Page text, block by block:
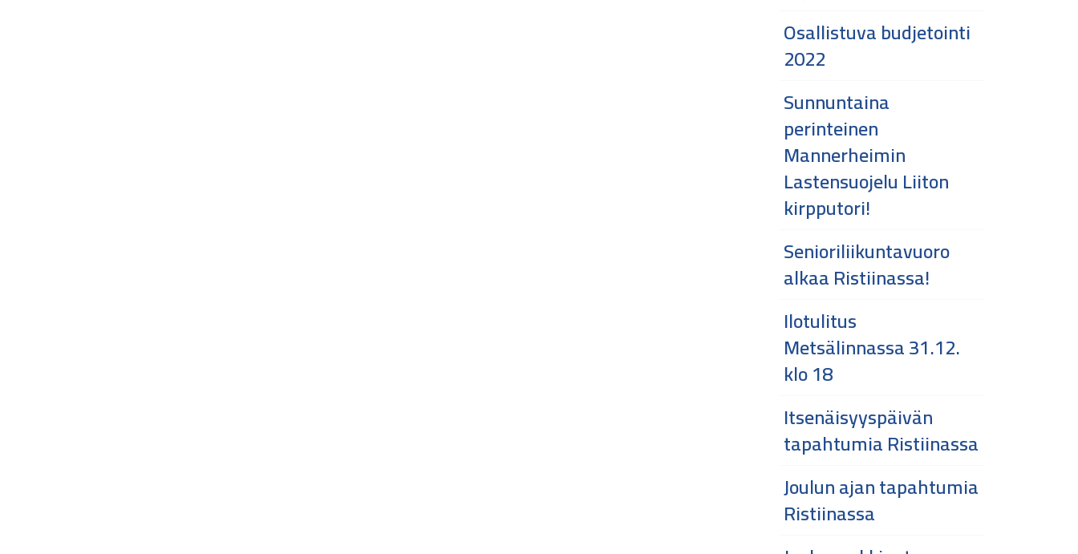
Osallistuva budjetointi
2022
Sunnuntaina
perinteinen
Mannerheimin
Lastensuojelu Liiton
kirpputori!
Senioriliikuntavuoro
alkaa Ristiinassa!
Ilotulitus
Metsälinnassa 31.12.
klo 18
Itsenäisyyspäivän
tapahtumia Ristiinassa
Joulun ajan tapahtumia
Ristiinassa